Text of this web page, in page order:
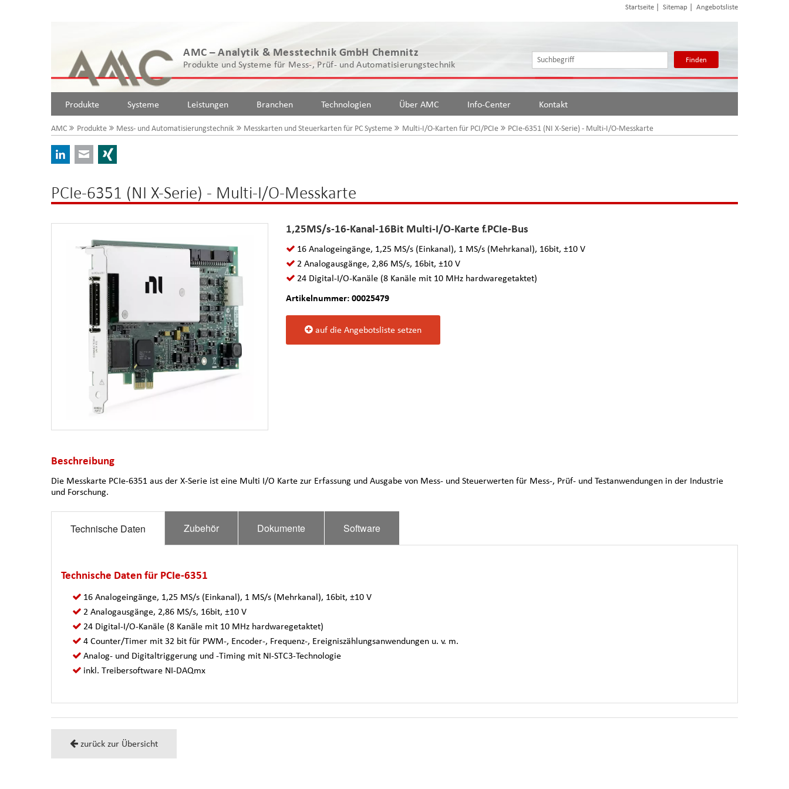
Startseite Sitemap Angebotsliste
AMC – Analytik & Messtechnik GmbH Chemnitz
Produkte und Systeme für Mess-, Prüf- und Automatisierungstechnik Finden
Produkte Systeme Leistungen Branchen Technologien Über AMC Info-Center Kontakt
AMC Produkte Mess- und Automatisierungstechnik Messkarten und Steuerkarten für PC Systeme Multi-I/O-Karten für PCI/PCIe PCIe-6351 (NI X-Serie) - Multi-I/O-Messkarte
LinkedInE-mail
PCIe-6351 (NI X-Serie) - Multi-I/O-Messkarte
1,25MS/s-16-Kanal-16Bit Multi-I/O-Karte f.PCIe-Bus
16 Analogeingänge, 1,25 MS/s (Einkanal), 1 MS/s (Mehrkanal), 16bit, ±10 V
2 Analogausgänge, 2,86 MS/s, 16bit, ±10 V
24 Digital-I/O-Kanäle (8 Kanäle mit 10 MHz hardwaregetaktet)
Artikelnummer: 00025479
auf die Angebotsliste setzen
Beschreibung
Die Messkarte PCIe-6351 aus der X-Serie ist eine Multi I/O Karte zur Erfassung und Ausgabe von Mess- und Steuerwerten für Mess-, Prüf- und Testanwendungen in der Industrie
und Forschung.
Technische Daten Zubehör Dokumente Software
Technische Daten für PCIe-6351
16 Analogeingänge, 1,25 MS/s (Einkanal), 1 MS/s (Mehrkanal), 16bit, ±10 V
2 Analogausgänge, 2,86 MS/s, 16bit, ±10 V
24 Digital-I/O-Kanäle (8 Kanäle mit 10 MHz hardwaregetaktet)
4 Counter/Timer mit 32 bit für PWM-, Encoder-, Frequenz-, Ereigniszählungsanwendungen u. v. m.
Analog- und Digitaltriggerung und -Timing mit NI-STC3-Technologie
inkl. Treibersoftware NI-DAQmx
zurück zur Übersicht